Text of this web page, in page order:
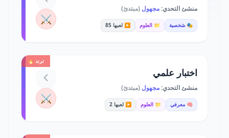
منشئ التحدي:مجهول (مبتدئ)
🎭 شخصية 📁 العلوم ▶️ لعبها 85 ⚔️
ترند 🔥
اختبار علمي
منشئ التحدي:مجهول (مبتدئ)
🧠 معرفي 📁 العلوم ▶️ لعبها 2 ⚔️